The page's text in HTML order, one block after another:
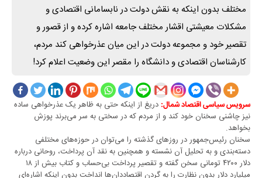
مختلف بدون اینکه به نقش دولت در نابسامانی اقتصادی و
مشکلات معیشتی اقشار مختلف جامعه ‌اشاره کرده و از قصور و
تقصیر خود و مجموعه دولت در این میان عذرخواهی کند مردم،
کارشناسان اقتصادی و دانشگاه را مقصر این وضعیت اعلام کرد!
سرویس سیاسی اقتصاد شمال: دریغ از اینکه حتی به ظاهر یک عذرخواهی ساده
نیز چاشنی سخنان خود کند و از مردم که در سختی به سر می‌برند پوزش
بخواهد.
سخنان رئیس‌جمهور در روزهای گذشته را می‌توان در حوزه‌های مختلفی
دسته‌بندی و به تحلیل آن نشسته و همچنین به نقد آن پرداخت، روحانی درباره
دلار ۴۲۰۰ تومانی سخن گفته و تقصیر پرداخت بی‌حساب و کتاب بیش از ۱۸
میلیارد دلار بدون نظارت را به گردن اقتصاددان‌ها انداخت بدون اینکه ‌اشاره‌ای